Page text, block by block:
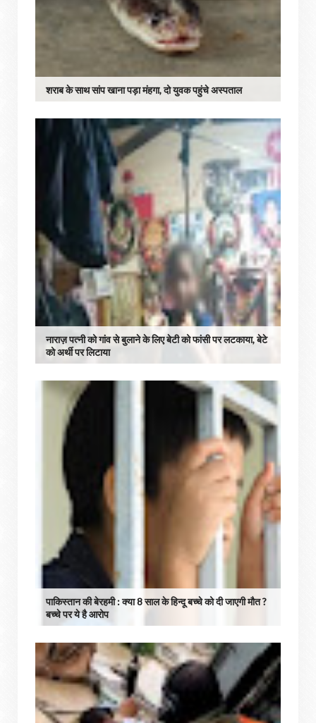
शराब के साथ सांप खाना पड़ा मंहगा, दो युवक पहुंचे अस्पताल
नाराज़ पत्नी को गांव से बुलाने के लिए बेटी को फांसी पर लटकाया, बेटे
को अर्थी पर लिटाया
पाकिस्तान की बेरहमी : क्या 8 साल के हिन्दू बच्चे को दी जाएगी मौत ?
बच्चे पर ये है आरोप